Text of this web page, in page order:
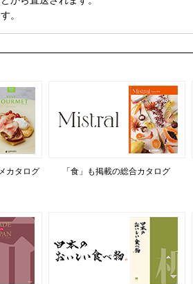
。
カタログ 「食」も掲載の総合カタログ